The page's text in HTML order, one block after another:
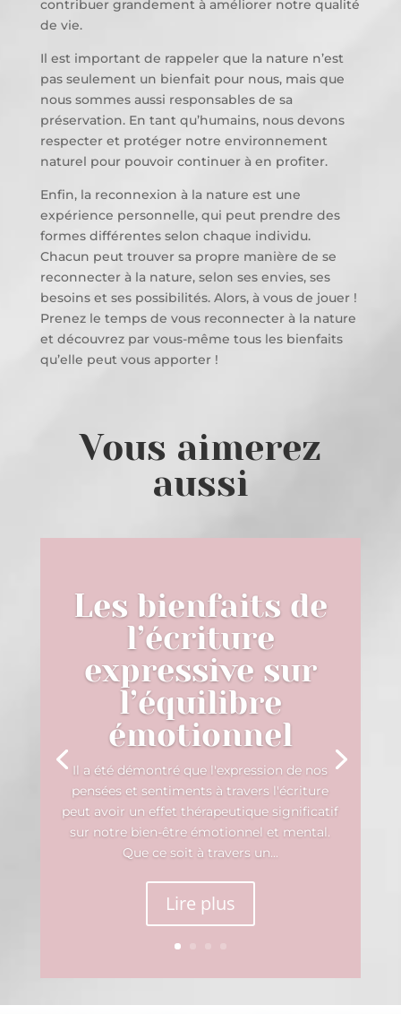
contribuer grandement à améliorer notre qualité
de vie.
Il est important de rappeler que la nature n’est
pas seulement un bienfait pour nous, mais que
nous sommes aussi responsables de sa
préservation. En tant qu’humains, nous devons
respecter et protéger notre environnement
naturel pour pouvoir continuer à en profiter.
Enfin, la reconnexion à la nature est une
expérience personnelle, qui peut prendre des
formes différentes selon chaque individu.
Chacun peut trouver sa propre manière de se
reconnecter à la nature, selon ses envies, ses
besoins et ses possibilités. Alors, à vous de jouer !
Prenez le temps de vous reconnecter à la nature
et découvrez par vous-même tous les bienfaits
qu’elle peut vous apporter !
Vous aimerez
aussi
Les bienfaits de
l’écriture
expressive sur
l’équilibre
émotionnel
Il a été démontré que l'expression de nos
pensées et sentiments à travers l'écriture
peut avoir un effet thérapeutique significatif
sur notre bien-être émotionnel et mental.
Que ce soit à travers un...
Lire plus